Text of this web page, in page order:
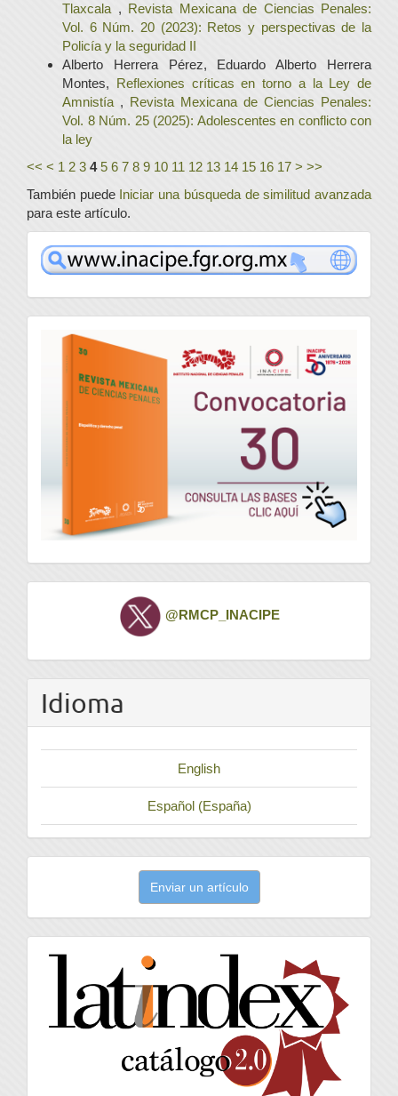
Tlaxcala , Revista Mexicana de Ciencias Penales:
Vol. 6 Núm. 20 (2023): Retos y perspectivas de la
Policía y la seguridad II
Alberto Herrera Pérez, Eduardo Alberto Herrera
Montes, Reflexiones críticas en torno a la Ley de
Amnistía , Revista Mexicana de Ciencias Penales:
Vol. 8 Núm. 25 (2025): Adolescentes en conflicto con
la ley
<< < 1 2 3 4 5 6 7 8 9 10 11 12 13 14 15 16 17 > >>
También puede Iniciar una búsqueda de similitud avanzada
para este artículo.
www
convocatoria
Twitter @RMCP_INACIPE
Idioma
English
Español (España)
artículo
Enviar un artículo
latindex